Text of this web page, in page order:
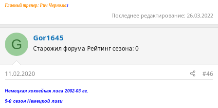
Главный тренер: Рич Черномаз
Последнее редактирование: 26.03.2022
G Gor1645
Старожил форума Рейтинг сезона: 0
11.02.2020 #46
Немецкая хоккейная лига 2002-03 гг.
9-й сезон Немецкой лиги